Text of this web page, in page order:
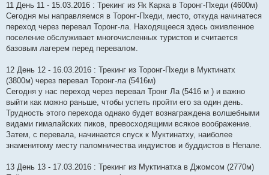
11 День 11 - 15.03.2016 : Трекинг из Як Карка в Торонг-Пхеди (4600м)
Сегодня мы направляемся в Торонг-Пхеди, место, откуда начинатеся
переход через перевал Торонг-ла. Находящееся здесь оживленное
поселение обслуживает многочисленных туристов и считается
базовым лагерем перед перевалом.
12 День 12 - 16.03.2016 : Трекинг из Торонг-Пхеди в Муктинатх
(3800м) через перевал Торонг-ла (5416м)
Сегодня у нас переход через перевал Тронг Ла (5416 м ) и важно
выйти как можно раньше, чтобы успеть пройти его за один день.
Трудность этого перехода однако будет вознаграждена волшебными
видами гималайских пиков, превосходящими всякое воображение.
Затем, с перевала, начинается спуск к Муктинатху, наиболее
знаменитому месту паломничества индуистов и буддистов в Непале.
13 День 13 - 17.03.2016 : Трекинг из Муктинатха в Джомсом (2770м)